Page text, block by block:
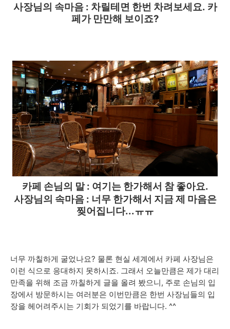
사장님의 속마음 : 차릴테면 한번 차려보세요. 카
페가 만만해 보이죠?
카페 손님의 말 : 여기는 한가해서 참 좋아요.
사장님의 속마음 : 너무 한가해서 지금 제 마음은
찢어집니다...ㅠㅠ
너무 까칠하게 굴었나요? 물론 현실 세계에서 카페 사장님은
이런 식으로 응대하지 못하시죠. 그래서 오늘만큼은 제가 대리
만족을 위해 조금 까칠하게 글을 올려 봤으니, 주로 손님의 입
장에서 방문하시는 여러분은 이번만큼은 한번 사장님들의 입
장을 헤어려주시는 기회가 되었기를 바랍니다. ^^